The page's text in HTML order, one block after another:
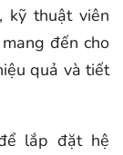
kỹ thuật viên
đến cho
quả và tiết
lắp đặt hệ